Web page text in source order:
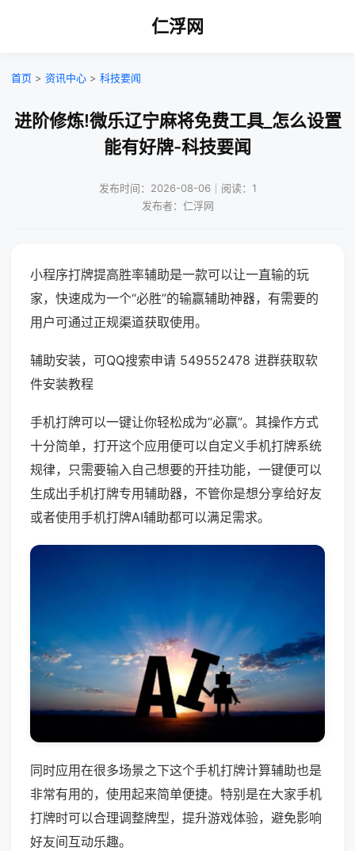
仁浮网
首页 > 资讯中心 > 科技要闻
进阶修炼!微乐辽宁麻将免费工具_怎么设置
能有好牌-科技要闻
发布时间：2026-08-06｜阅读：1
发布者：仁浮网
小程序打牌提高胜率辅助是一款可以让一直输的玩
家，快速成为一个“必胜”的输赢辅助神器，有需要的
用户可通过正规渠道获取使用。
辅助安装，可QQ搜索申请 549552478 进群获取软
件安装教程
手机打牌可以一键让你轻松成为“必赢”。其操作方式
十分简单，打开这个应用便可以自定义手机打牌系统
规律，只需要输入自己想要的开挂功能，一键便可以
生成出手机打牌专用辅助器，不管你是想分享给好友
或者使用手机打牌AI辅助都可以满足需求。
同时应用在很多场景之下这个手机打牌计算辅助也是
非常有用的，使用起来简单便捷。特别是在大家手机
打牌时可以合理调整牌型，提升游戏体验，避免影响
好友间互动乐趣。